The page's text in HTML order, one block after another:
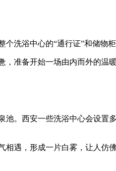
洗浴中心的“通行证”和储物
准备开始一场由内而外的温
。西安一些洗浴中心会设置
遇，形成一片白雾，让人仿